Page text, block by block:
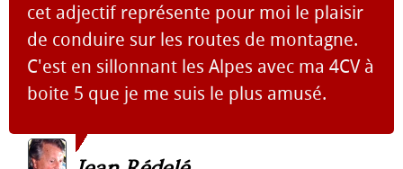
cet adjectif représente pour moi le plaisir
de conduire sur les routes de montagne.
C'est en sillonnant les Alpes avec ma 4CV à
boite 5 que je me suis le plus amusé.